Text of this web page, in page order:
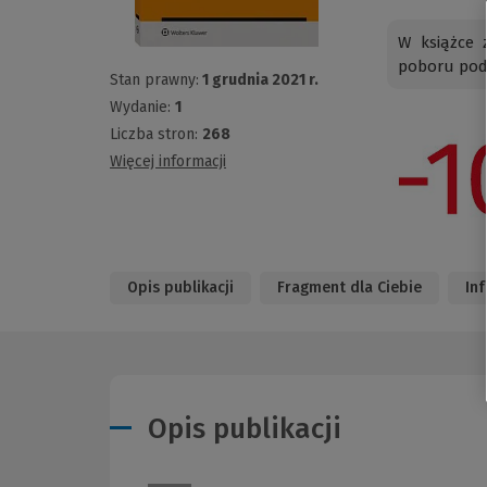
Stan prawny: 1 grudnia 2021 r.
Wydanie: 1
Liczba stron: 268
Więcej informacji
W książce
poboru
Opis publikacji Fragment dla Ciebie
Opis publikacji